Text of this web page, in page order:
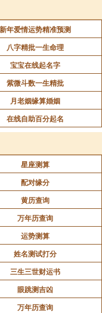
老花畏光、迎风流
等眼疾。还会出现
造成灰指甲，缺
症。还会造成心脏
严重的形成心脏
气太虚不能助脾胃
为舌苔厚，长期以
容易造成生殖系统
经常不睡觉，人太
已经到了细胞里
胞里面。当人身体
型肝炎就意味着将
应该了解天、
新年爱情运势精准预测
八字精批一生命理
宝宝在线起名字
紫微斗数一生精批
月老姻缘算婚姻
在线自助百分起名
星座测算
配对缘分
黄历查询
万年历查询
运势测算
姓名测试打分
三生三世财运书
眼跳测吉凶
万年历查询